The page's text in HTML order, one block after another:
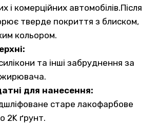
і комерційних автомобілів.Після
тверде покриття з блиском,
кольором.
та інші забруднення за
для нанесення:
старе лакофарбове
2K ґрунт.